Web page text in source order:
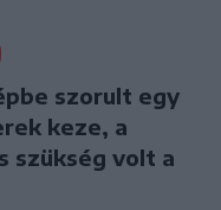
szorult egy
keze, a
szükség volt a